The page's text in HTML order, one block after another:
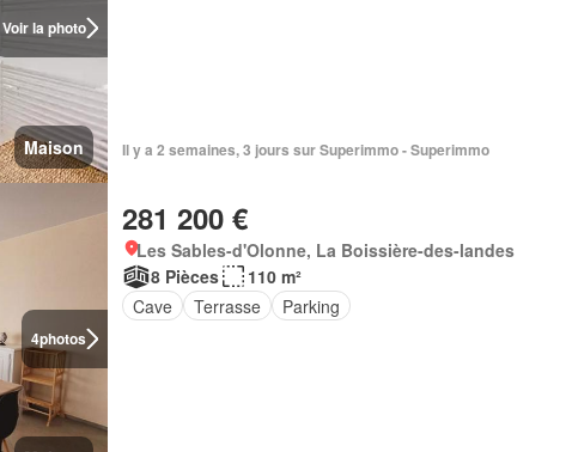
Voir la photo
Maison Il y a 2 semaines, 3 jours sur Superimmo - Superimmo
4photos
281 200 €
Les Sables-d'Olonne, La Boissière-des-landes
8 Pièces
110 m²
Cave
Terrasse Parking